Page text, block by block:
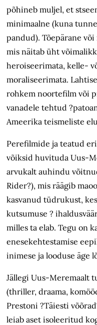
põhineb muljel, et
minimaalne (kuna
pandud). Tõepärane
mis näitab üht
heroiseerimata, kelle-
moraliseerimata.
rohkem noortefilm või
vanadele tehtud
Ameerika teismeliste
Perefilmide ja teatud
võiksid huvituda Uus-
arvukalt auhindu
Rider?), mis räägib
kasvanud tüdrukust,
kutsumuse ?
milles ta elab. Tegu on
enesekehtestamise
inimese ja looduse äge
Jällegi Uus-Meremaalt
(thriller, draama,
Prestoni ?Täiesti
leiab aset isoleeritud